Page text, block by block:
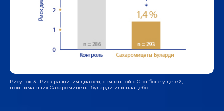
Рисунок 3 : Риск развития диареи, связанной с C. difficile у детей,
принимавших Сахаромицеты буларди или плацебо.